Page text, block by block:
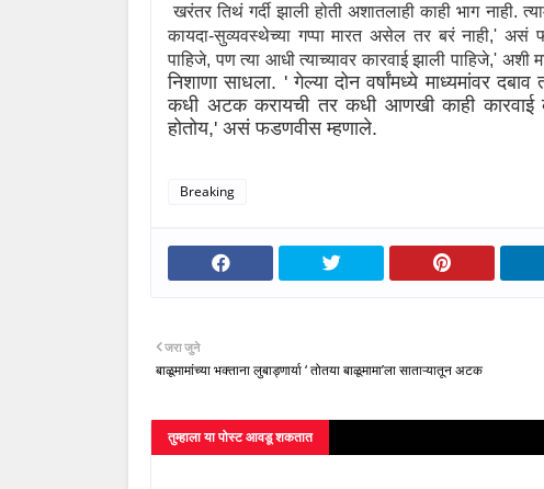
खरंतर तिथं गर्दी झाली होती अशातलाही काही भाग नाही.
कायदा-सुव्यवस्थेच्या गप्पा मारत असेल तर बरं नाही,'असं
पाहिजे,पण त्या आधी त्याच्यावर कारवाई झाली पाहिजे,' अशी
निशाणा साधला. 'गेल्या दोन वर्षांमध्ये माध्यमांवर
कधी अटक करायची तर कधी आणखी काही कारवाई
होतोय,' असं फडणवीस म्हणाले.
Breaking
जरा जुने
बाळूमामांच्या भक्ताना लुबाड्णार्या ‘ तोतया बाळूमामा’ला साताऱ्यातून अटक
तुम्‍हाला या पोस्‍ट आवडू शकतात